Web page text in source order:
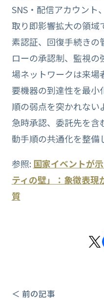
SNS・配信アカウント
取り即影響拡大の領域
素認証、回復手続きの
ローの承認制、監視の
場ネットワークは来場
要機器の到達性を最小
順の弱点を突かれない
急時承認、委託先を含
動手順の共通化を整備
参照: 国家イベントが
ティの壁」：象徴表現
質
＜ 前の記事